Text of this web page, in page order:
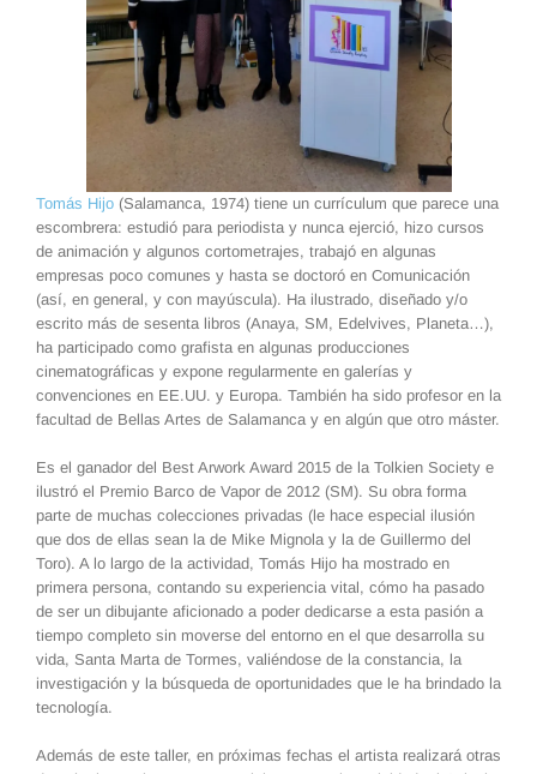
Tomás Hijo (Salamanca, 1974) tiene un currículum que parece una
escombrera: estudió para periodista y nunca ejerció, hizo cursos
de animación y algunos cortometrajes, trabajó en algunas
empresas poco comunes y hasta se doctoró en Comunicación
(así, en general, y con mayúscula). Ha ilustrado, diseñado y/o
escrito más de sesenta libros (Anaya, SM, Edelvives, Planeta…),
ha participado como grafista en algunas producciones
cinematográficas y expone regularmente en galerías y
convenciones en EE.UU. y Europa. También ha sido profesor en la
facultad de Bellas Artes de Salamanca y en algún que otro máster.
Es el ganador del Best Arwork Award 2015 de la Tolkien Society e
ilustró el Premio Barco de Vapor de 2012 (SM). Su obra forma
parte de muchas colecciones privadas (le hace especial ilusión
que dos de ellas sean la de Mike Mignola y la de Guillermo del
Toro). A lo largo de la actividad, Tomás Hijo ha mostrado en
primera persona, contando su experiencia vital, cómo ha pasado
de ser un dibujante aficionado a poder dedicarse a esta pasión a
tiempo completo sin moverse del entorno en el que desarrolla su
vida, Santa Marta de Tormes, valiéndose de la constancia, la
investigación y la búsqueda de oportunidades que le ha brindado la
tecnología.
Además de este taller, en próximas fechas el artista realizará otras